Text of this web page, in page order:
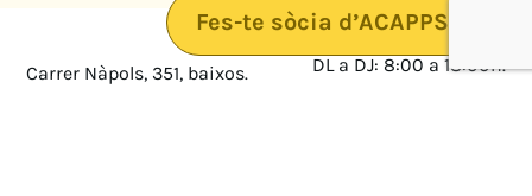
Fes-te sòcia d’ACAPPS
Carrer Nàpols, 351, baixos.
08025 · Barcelona
DL a DJ: 8:00 a 18:00h.